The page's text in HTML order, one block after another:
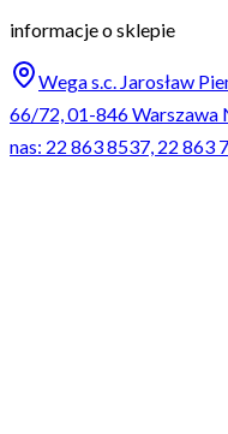
informacje o sklepie
Wega s.c. Jarosław
66/72, 01-846
nas: 22 863 8537, 22 863